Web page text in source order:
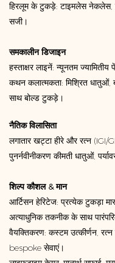
हिरलूम के टुकड़े: टाइमलेस नेकलेस,
सजी।
समकालीन डिजाइन
हस्ताक्षर लाइनें: न्यूनतम
कथन कलात्मकता: मिश्रित धातुओं,
साथ बोल्ड टुकड़े।
नैतिक विलासिता
लगातार खट्टा हीरे और रत्न (IGI/
पुनर्नवीनीकरण कीमती धातुओं,
शिल्प कौशल & मान
आर्टिसन हेरिटेज: प्रत्येक टुकड़ा
अत्याधुनिक तकनीक के साथ
वैयक्तिकरण: कस्टम उत्कीर्णन,
bespoke सेवाएं।